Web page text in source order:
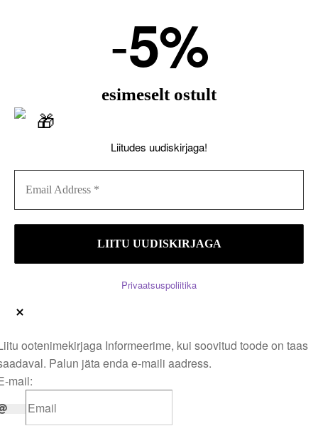
-5%
esimeselt ostult
Liitudes uudiskirjaga!
Privaatsuspoliitika
ootenimekirjaga Informeerime, kui soovitud toode on taas
Palun jäta enda e-maili aadress.
mail: